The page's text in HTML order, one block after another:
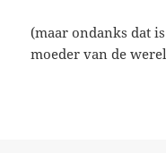
(maar ondanks dat
moeder van de